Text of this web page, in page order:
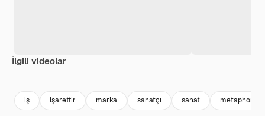
İlgili videolar
iş işarettir marka sanatçı sanat metaphor